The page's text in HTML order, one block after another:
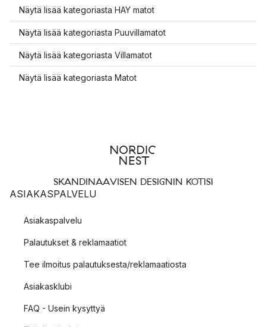
Näytä lisää kategoriasta HAY matot
Näytä lisää kategoriasta Puuvillamatot
Näytä lisää kategoriasta Villamatot
Näytä lisää kategoriasta Matot
SKANDINAAVISEN DESIGNIN KOTISI
ASIAKASPALVELU
Asiakaspalvelu
Palautukset & reklamaatiot
Tee ilmoitus palautuksesta/reklamaatiosta
Asiakasklubi
FAQ - Usein kysyttyä